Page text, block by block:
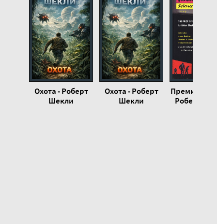
Охота - Роберт
Шекли
Охота - Роберт
Шекли
Премия за
Роберт